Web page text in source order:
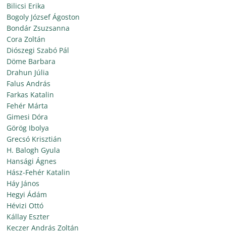
Bilicsi Erika
Bogoly József Ágoston
Bondár Zsuzsanna
Cora Zoltán
Diószegi Szabó Pál
Döme Barbara
Drahun Júlia
Falus András
Farkas Katalin
Fehér Márta
Gimesi Dóra
Görög Ibolya
Grecsó Krisztián
H. Balogh Gyula
Hansági Ágnes
Hász-Fehér Katalin
Háy János
Hegyi Ádám
Hévizi Ottó
Kállay Eszter
Keczer András Zoltán